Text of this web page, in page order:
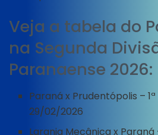
Veja a tabela do
na Segunda
Paranaense 2026:
Paraná x Prudentópolis –
29/02/2026
Laranja Mecânica x Paraná